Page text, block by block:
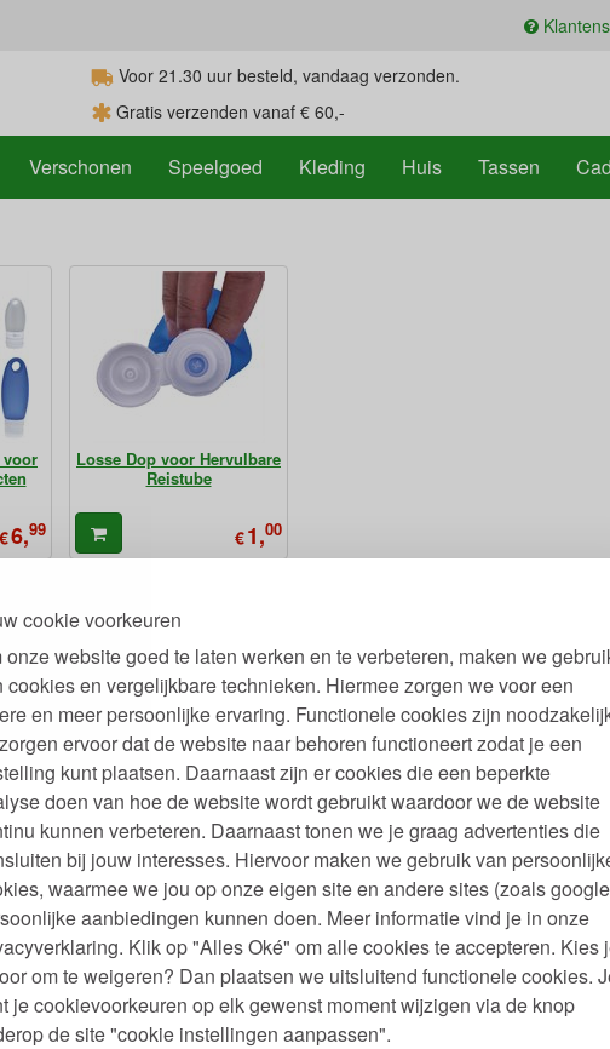
cookie voorkeuren
onze website goed te laten werken en te verbeteren, maken we
cookies en vergelijkbare technieken. Hiermee zorgen we voor een
en meer persoonlijke ervaring. Functionele cookies zijn
ervoor dat de website naar behoren functioneert zodat je een
kunt plaatsen. Daarnaast zijn er cookies die een beperkte
doen van hoe de website wordt gebruikt waardoor we de website
kunnen verbeteren. Daarnaast tonen we je graag advertenties die
bij jouw interesses. Hiervoor maken we gebruik van
waarmee we jou op onze eigen site en andere sites (zoals
aanbiedingen kunnen doen. Meer informatie vind je in onze
Klik op "Alles Oké" om alle cookies te accepteren. Kies
om te weigeren? Dan plaatsen we uitsluitend functionele cookies.
je cookievoorkeuren op elk gewenst moment wijzigen via de knop
de site "cookie instellingen aanpassen".
Voor 21.30 uur besteld, vandaag verzonden.
Gratis verzenden vanaf € 60,-
Verschonen Speelgoed Kleding Huis Tassen
voor
€6,99
Losse Dop voor Hervulbare
Reistube
€1,00